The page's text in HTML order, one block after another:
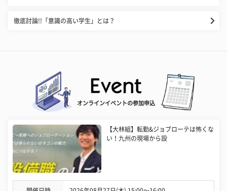
徹底討論!!「意識の高い学生」とは？
オンラインイベントの参加申込
【大林組】転勤&ジョブローテは怖くな
い！九州の現場から設